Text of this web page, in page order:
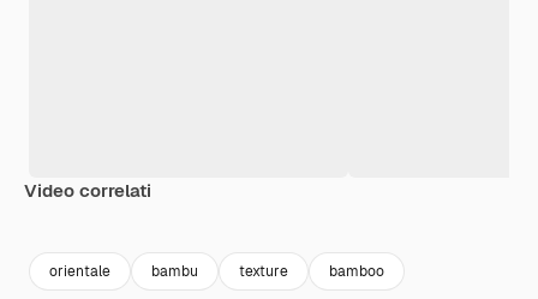
Video correlati
orientale bambu texture bamboo